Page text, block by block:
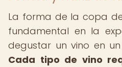
La forma de la copa
fundamental en la
degustar un vino en un
Cada tipo de vino